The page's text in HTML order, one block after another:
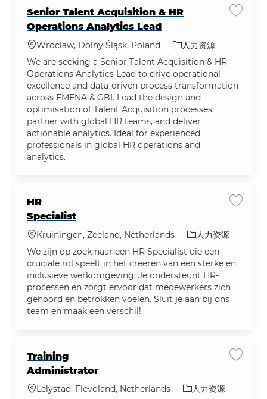
Senior Talent Acquisition & HR
Operations Analytics Lead
位置Wroclaw, Dolny Śląsk, Poland 类别人力资源
We are seeking a Senior Talent Acquisition & HR
Operations Analytics Lead to drive operational
excellence and data-driven process transformation
across EMENA & GBI. Lead the design and
optimisation of Talent Acquisition processes,
partner with global HR teams, and deliver
actionable analytics. Ideal for experienced
professionals in global HR operations and
analytics.
保存作
HR
Specialist
位置Kruiningen, Zeeland, Netherlands 类别人力资源
We zijn op zoek naar een HR Specialist die een
cruciale rol speelt in het creëren van een sterke en
inclusieve werkomgeving. Je ondersteunt HR-
processen en zorgt ervoor dat medewerkers zich
gehoord en betrokken voelen. Sluit je aan bij ons
team en maak een verschil!
保存作
Training
Administrator
位置Lelystad, Flevoland, Netherlands 类别人力资源
保存作